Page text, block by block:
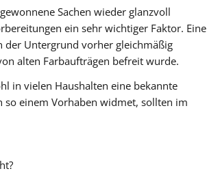
Sachen wieder glanzvoll
ein sehr wichtiger Faktor. Eine
der Untergrund vorher gleichmäßig
alten Farbaufträgen befreit wurde.
in vielen Haushalten eine bekannte
so einem Vorhaben widmet, sollten im